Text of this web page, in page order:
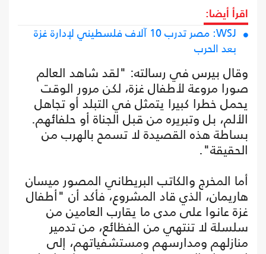
اقرأ أيضا:
WSJ: مصر تدرب 10 آلاف فلسطيني لإدارة غزة
بعد الحرب
وقال بيرس في رسالته: "لقد شاهد العالم
صورا مروعة لأطفال غزة، لكن مرور الوقت
يحمل خطرا كبيرا يتمثل في التبلد أو تجاهل
الألم، بل وتبريره من قبل الجناة أو حلفائهم.
بساطة هذه القصيدة لا تسمح بالهرب من
الحقيقة".
أما المخرج والكاتب البريطاني المصور ميسان
هاريمان، الذي قاد المشروع، فأكد أن "أطفال
غزة عانوا على مدى ما يقارب العامين من
سلسلة لا تنتهي من الفظائع، من تدمير
منازلهم ومدارسهم ومستشفياتهم، إلى